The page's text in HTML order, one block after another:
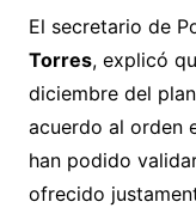
El secretario de
Torres, explicó
diciembre del plan
acuerdo al orden
han podido
ofrecido